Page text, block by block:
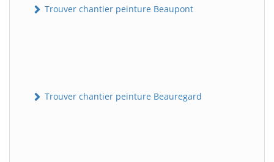
Trouver chantier peinture Beaupont
Trouver chantier peinture Beauregard